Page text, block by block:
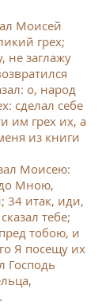
Моисей
грех;
не заглажу
о, народ
сделал себе
им грех их, а
из книги
Моисею:
Мною,
34 итак, иди,
тебе;
тобою, и
Я посещу их
Господь